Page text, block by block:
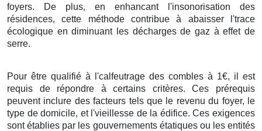
foyers. De plus, en enhancant l'insonorisation des
résidences, cette méthode contribue à abaisser l'trace
écologique en diminuant les décharges de gaz à effet de
serre.
Pour être qualifié à l'calfeutrage des combles à 1€, il est
requis de répondre à certains critères. Ces prérequis
peuvent inclure des facteurs tels que le revenu du foyer, le
type de domicile, et l'vieillesse de la édifice. Ces exigences
sont établies par les gouvernements étatiques ou les entités